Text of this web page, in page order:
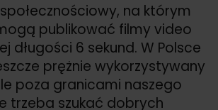
na którym
publikować filmy video
długości 6 sekund. W Polsce
prężnie wykorzystywany
poza granicami naszego
trzeba szukać dobrych